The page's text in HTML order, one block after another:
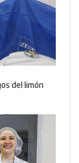
del limón